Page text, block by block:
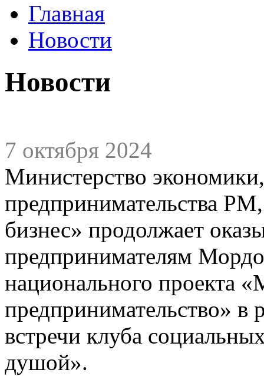
Главная
Новости
Новости
7 октября 2024
Министерство
предпринимательства
бизнес» продолжает
предпринимателям
национального проекта
предпринимательство» в
встречи клуба
душой».